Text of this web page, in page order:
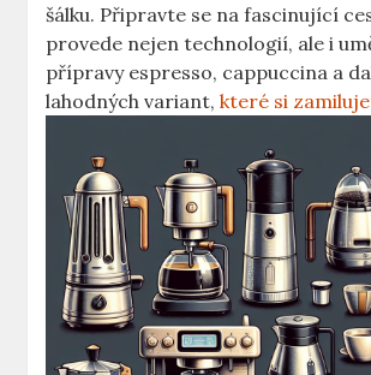
šálku. Připravte⁣ se na fascinující
‍provede nejen technologií, ⁣ale i
přípravy ⁤espresso, cappuccina a
lahodných​ variant,které si